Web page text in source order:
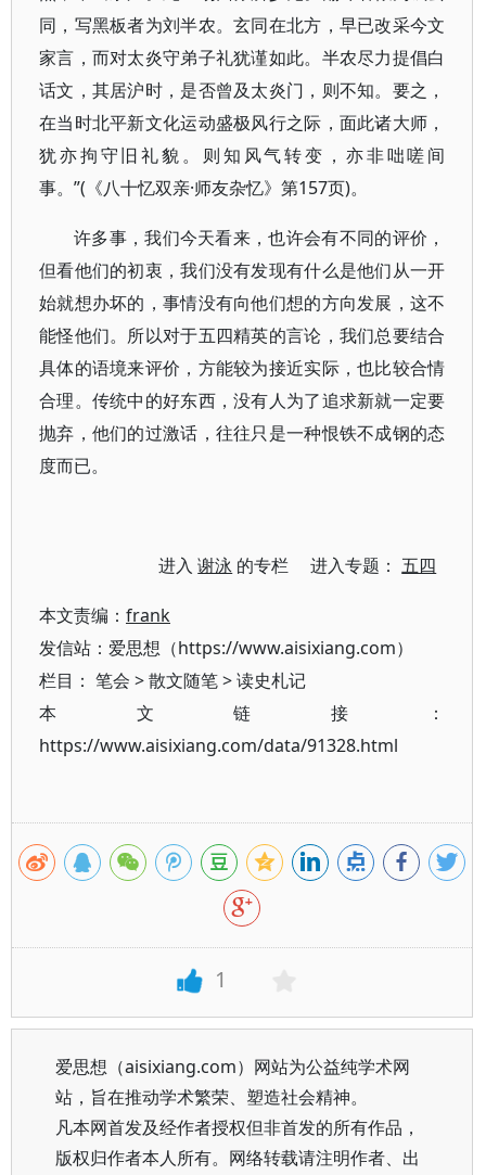
同，写黑板者为刘半农。玄同在北方，早已改采今文
家言，而对太炎守弟子礼犹谨如此。半农尽力提倡白
话文，其居沪时，是否曾及太炎门，则不知。要之，
在当时北平新文化运动盛极风行之际，面此诸大师，
犹亦拘守旧礼貌。则知风气转变，亦非咄嗟间
事。”(《八十忆双亲·师友杂忆》第157页)。
许多事，我们今天看来，也许会有不同的评价，
但看他们的初衷，我们没有发现有什么是他们从一开
始就想办坏的，事情没有向他们想的方向发展，这不
能怪他们。所以对于五四精英的言论，我们总要结合
具体的语境来评价，方能较为接近实际，也比较合情
合理。传统中的好东西，没有人为了追求新就一定要
抛弃，他们的过激话，往往只是一种恨铁不成钢的态
度而已。
进入谢泳 的专栏 进入专题：五四
本文责编： frank
发信站：爱思想（https://www.aisixiang.com）
栏目： 笔会 >散文随笔>读史札记
本文链接：
https://www.aisixiang.com/data/91328.html
1
爱思想（aisixiang.com）网站为公益纯学术网
站，旨在推动学术繁荣、塑造社会精神。
凡本网首发及经作者授权但非首发的所有作品，
版权归作者本人所有。网络转载请注明作者、出